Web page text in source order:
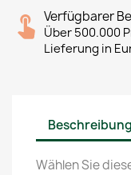
Verfügbarer
Über 500.000
Lieferung in
Beschreibung
Wählen Sie